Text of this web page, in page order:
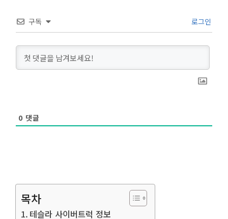
구독 로그인
0 댓글
목차
테슬라 사이버트럭 정보